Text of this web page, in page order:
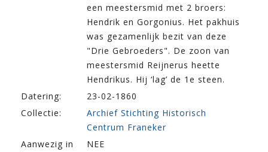
een meestersmid met 2 broers:
Hendrik en Gorgonius. Het pakhuis
was gezamenlijk bezit van deze
"Drie Gebroeders". De zoon van
meestersmid Reijnerus heette
Hendrikus. Hij ‘lag’ de 1e steen.
Datering:
23-02-1860
Collectie:
Archief Stichting Historisch
Centrum Franeker
Aanwezig in
NEE